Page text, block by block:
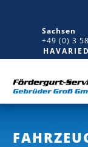
Sachsen
+49 (0) 3